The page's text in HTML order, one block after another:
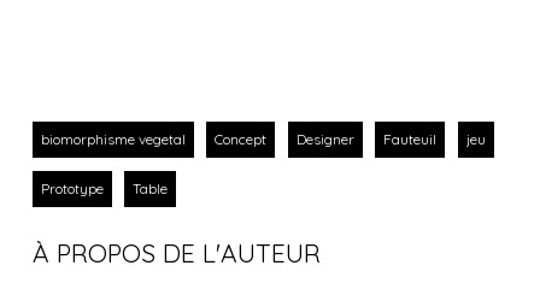
biomorphisme vegetal Concept Designer Fauteuil jeu
Prototype Table
À PROPOS DE L'AUTEUR